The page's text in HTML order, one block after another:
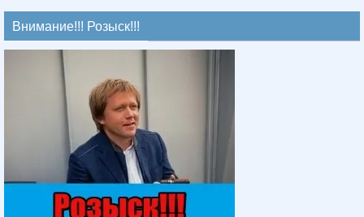
Внимание!!! Розыск!!!